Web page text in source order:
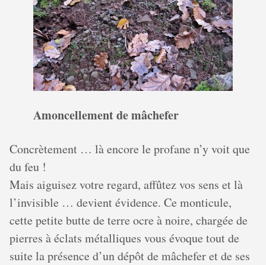
Amoncellement de mâchefer
Concrètement … là encore le profane n’y voit que
du feu !
Mais aiguisez votre regard, affûtez vos sens et là
l’invisible … devient évidence. Ce monticule,
cette petite butte de terre ocre à noire, chargée de
pierres à éclats métalliques vous évoque tout de
suite la présence d’un dépôt de mâchefer et de ses